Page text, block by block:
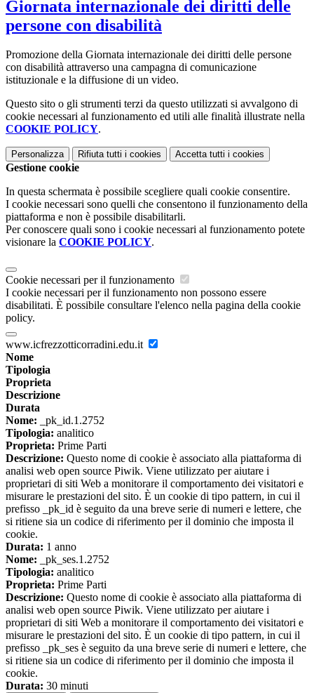
Giornata internazionale dei diritti delle
persone con disabilità
Promozione della Giornata internazionale dei diritti delle persone
con disabilità attraverso una campagna di comunicazione
istituzionale e la diffusione di un video.
Questo sito o gli strumenti terzi da questo utilizzati si avvalgono di
cookie necessari al funzionamento ed utili alle finalità illustrate nella
COOKIE POLICY.
Personalizza Rifiuta tutti i cookies Accetta tutti i cookies
Gestione cookie
In questa schermata è possibile scegliere quali cookie consentire.
I cookie necessari sono quelli che consentono il funzionamento della
piattaforma e non è possibile disabilitarli.
Per conoscere quali sono i cookie necessari al funzionamento potete
visionare la COOKIE POLICY.
Cookie necessari per il funzionamento
I cookie necessari per il funzionamento non possono essere
disabilitati. È possibile consultare l'elenco nella pagina della cookie
policy.
www.icfrezzotticorradini.edu.it
Nome
Tipologia
Proprieta
Descrizione
Durata
Nome: _pk_id.1.2752
Tipologia: analitico
Proprieta: Prime Parti
Descrizione: Questo nome di cookie è associato alla piattaforma di
analisi web open source Piwik. Viene utilizzato per aiutare i
proprietari di siti Web a monitorare il comportamento dei visitatori e
misurare le prestazioni del sito. È un cookie di tipo pattern, in cui il
prefisso _pk_id è seguito da una breve serie di numeri e lettere, che
si ritiene sia un codice di riferimento per il dominio che imposta il
cookie.
Durata: 1 anno
Nome: _pk_ses.1.2752
Tipologia: analitico
Proprieta: Prime Parti
Descrizione: Questo nome di cookie è associato alla piattaforma di
analisi web open source Piwik. Viene utilizzato per aiutare i
proprietari di siti Web a monitorare il comportamento dei visitatori e
misurare le prestazioni del sito. È un cookie di tipo pattern, in cui il
prefisso _pk_ses è seguito da una breve serie di numeri e lettere, che
si ritiene sia un codice di riferimento per il dominio che imposta il
cookie.
Durata: 30 minuti